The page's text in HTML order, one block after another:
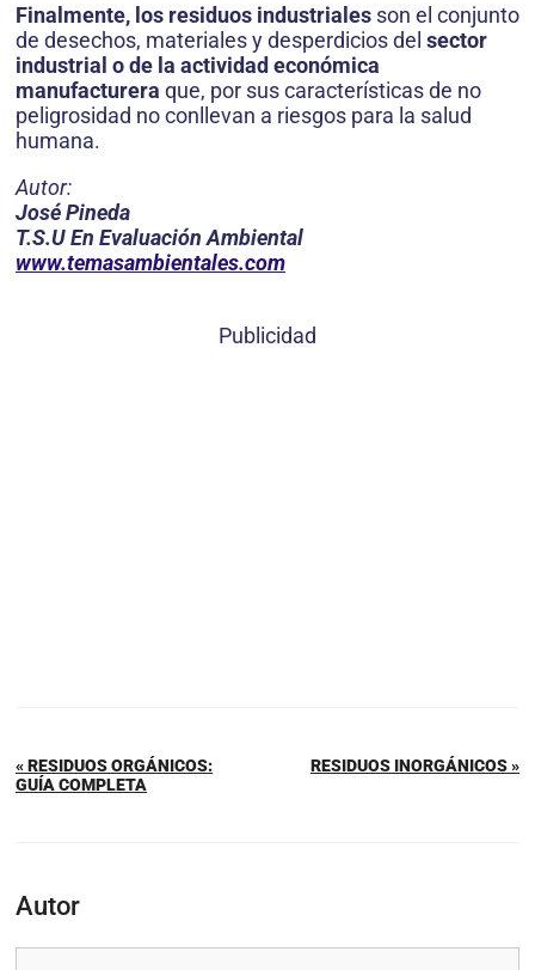
Finalmente, los residuos industriales son el conjunto
de desechos, materiales y desperdicios del sector
industrial o de la actividad económica
manufacturera que, por sus características de no
peligrosidad no conllevan a riesgos para la salud
humana.
Autor:
José Pineda
T.S.U En Evaluación Ambiental
www.temasambientales.com
Publicidad
« RESIDUOS ORGÁNICOS:
GUÍA COMPLETA
RESIDUOS INORGÁNICOS »
Autor